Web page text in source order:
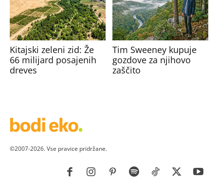
Kitajski zeleni zid: Že
66 milijard posajenih
dreves
Tim Sweeney kupuje
gozdove za njihovo
zaščito
©2007-2026. Vse pravice pridržane.